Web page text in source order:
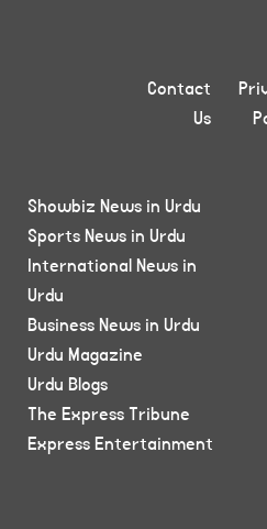
Contact
Us
Showbiz News in Urdu
Sports News in Urdu
International News in
Urdu
Business News in Urdu
Urdu Magazine
Urdu Blogs
The Express Tribune
Express Entertainment